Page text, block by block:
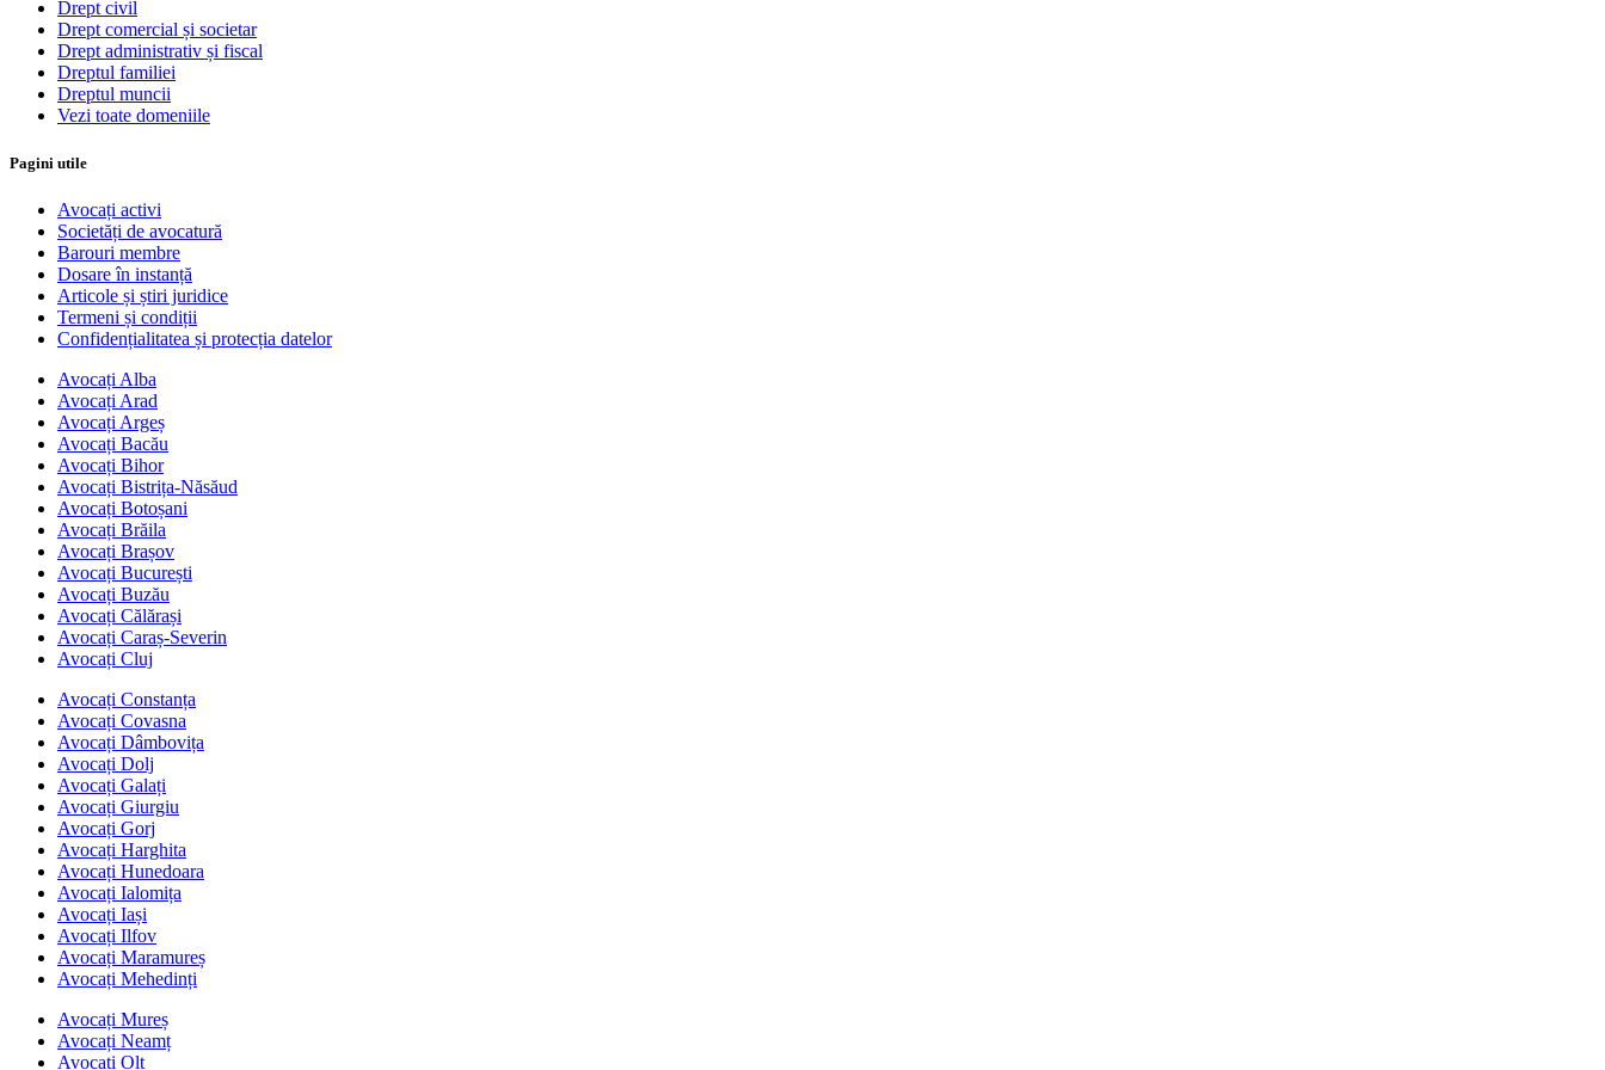
Drept civil
Drept comercial și societar
Drept administrativ și fiscal
Dreptul familiei
Dreptul muncii
Vezi toate domeniile
Pagini utile
Avocați activi
Societăți de avocatură
Barouri membre
Dosare în instanță
Articole și știri juridice
Termeni și condiții
Confidențialitatea și protecția datelor
Avocați Alba
Avocați Arad
Avocați Argeș
Avocați Bacău
Avocați Bihor
Avocați Bistrița-Năsăud
Avocați Botoșani
Avocați Brăila
Avocați Brașov
Avocați București
Avocați Buzău
Avocați Călărași
Avocați Caraș-Severin
Avocați Cluj
Avocați Constanța
Avocați Covasna
Avocați Dâmbovița
Avocați Dolj
Avocați Galați
Avocați Giurgiu
Avocați Gorj
Avocați Harghita
Avocați Hunedoara
Avocați Ialomița
Avocați Iași
Avocați Ilfov
Avocați Maramureș
Avocați Mehedinți
Avocați Mureș
Avocați Neamț
Avocați Olt